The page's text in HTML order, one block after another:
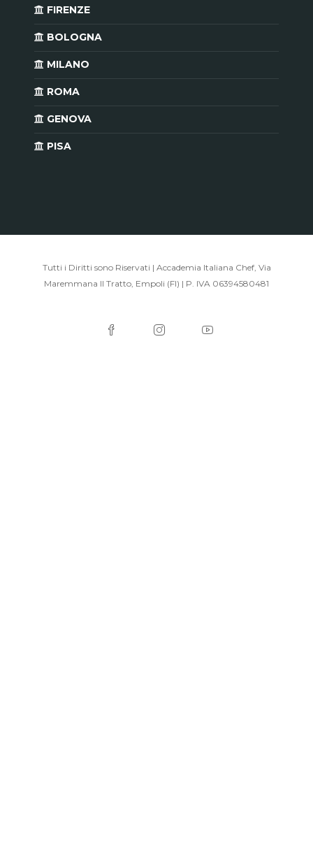
FIRENZE
BOLOGNA
MILANO
ROMA
GENOVA
PISA
Tutti i Diritti sono Riservati | Accademia Italiana Chef, Via
Maremmana II Tratto, Empoli (FI) | P. IVA 06394580481